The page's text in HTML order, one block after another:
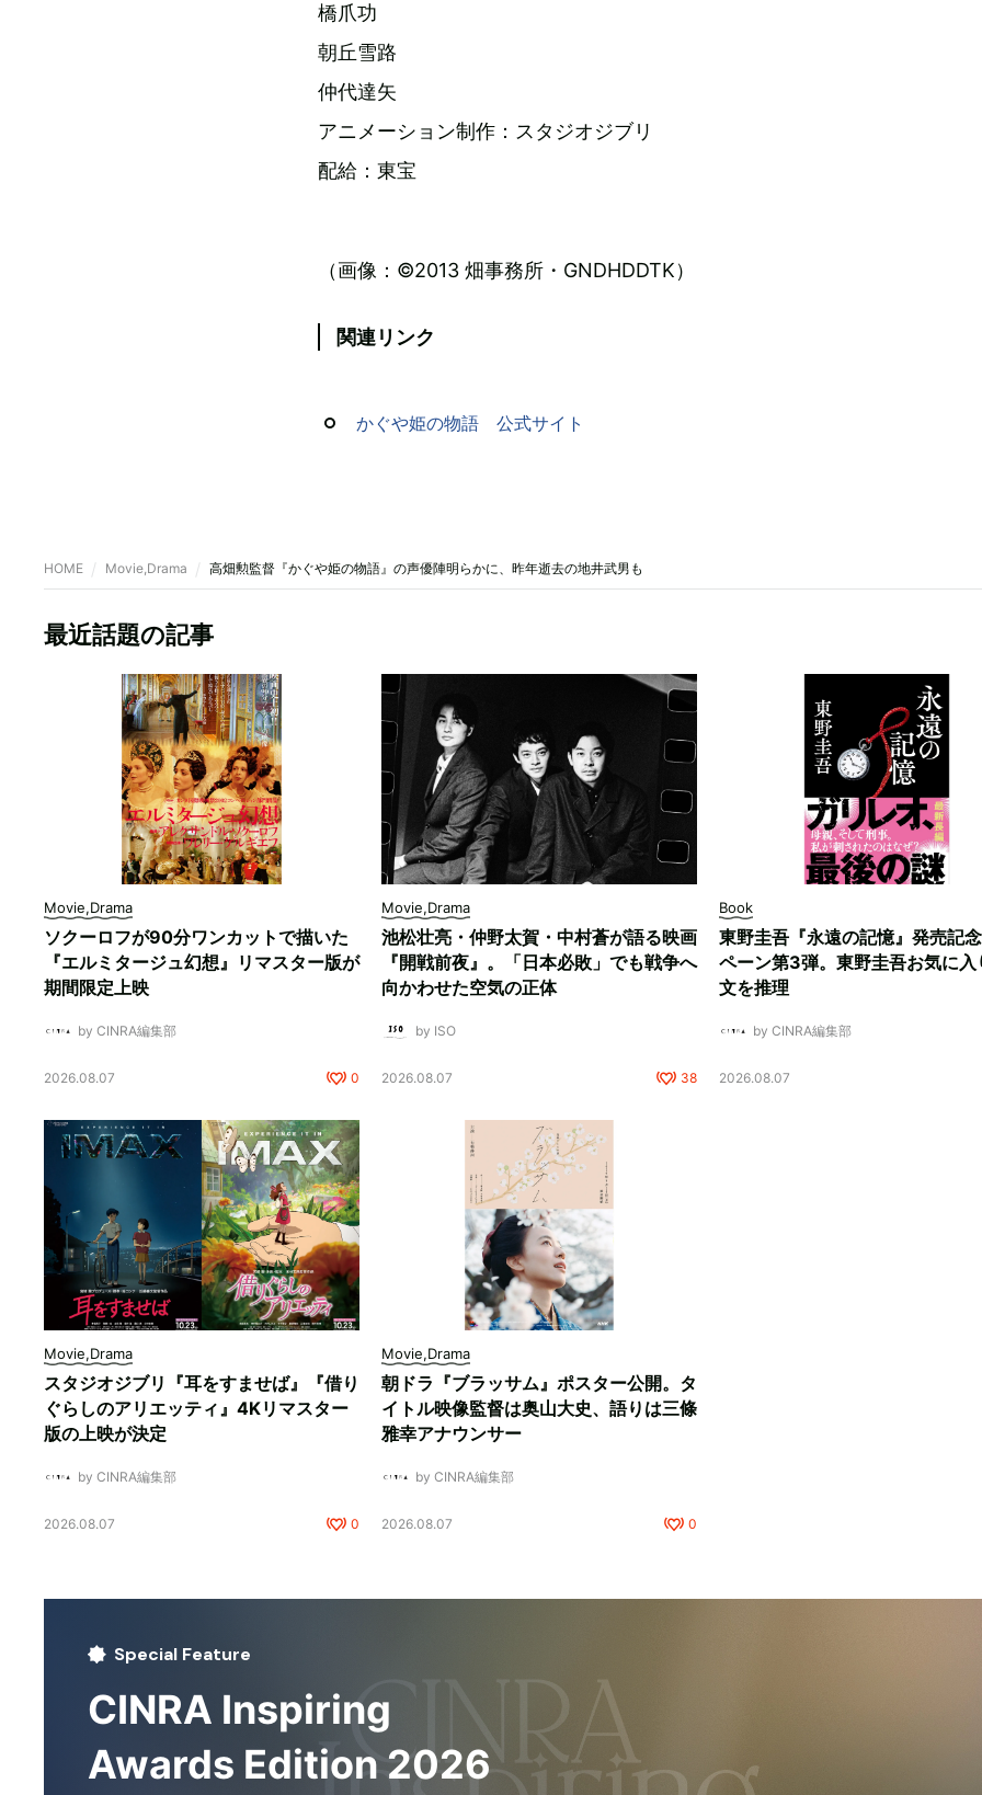
橋爪功
朝丘雪路
仲代達矢
アニメーション制作：スタジオジブリ
配給：東宝
（画像：©2013 畑事務所・GNDHDDTK）
関連リンク
かぐや姫の物語 公式サイト
HOME Movie,Drama 高畑勲監督『かぐや姫の物語』の声優陣明らかに、昨年逝去の地井武男も
最近話題の記事
Movie,Drama
ソクーロフが90分ワンカットで描いた
『エルミタージュ幻想』リマスター版が
期間限定上映
by CINRA編集部
2026.08.07 0
Movie,Drama
池松壮亮・仲野太賀・中村蒼が語る映画
『開戦前夜』。「日本必敗」でも戦争へ
向かわせた空気の正体
by ISO
2026.08.07 38
Book
東野圭吾『永遠の記憶』発売記
ペーン第3弾。東野圭吾お気に入
文を推理
by CINRA編集部
2026.08.07
Movie,Drama
スタジオジブリ『耳をすませば』『借り
ぐらしのアリエッティ』4Kリマスター
版の上映が決定
by CINRA編集部
2026.08.07 0
Movie,Drama
朝ドラ『ブラッサム』ポスター公開。タ
イトル映像監督は奥山大史、語りは三條
雅幸アナウンサー
by CINRA編集部
2026.08.07 0
Special Feature
CINRA Inspiring
Awards Edition 2026